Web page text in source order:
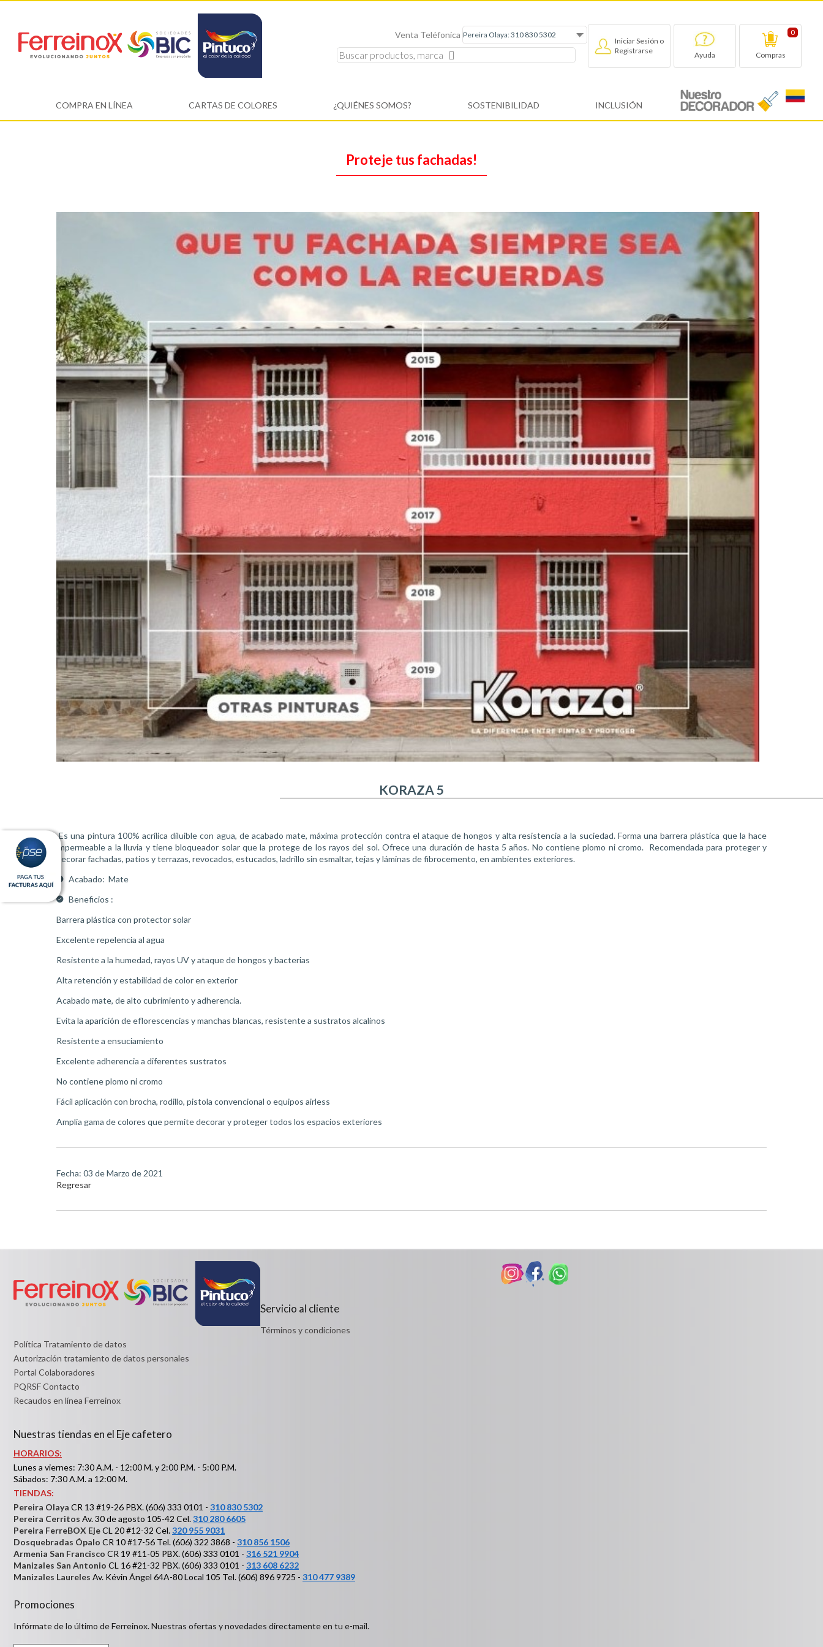
Venta Teléfonica
Iniciar Sesión o
Registrarse
Ayuda
0
Compras
COMPRA EN LÍNEA CARTAS DE COLORES ¿QUIÉNES SOMOS? SOSTENIBILIDAD INCLUSIÓN
Proteje tus fachadas!
KORAZA 5
Es una pintura 100% acrílica diluible con agua, de acabado mate, máxima protección contra el ataque de hongos y alta resistencia a la suciedad. Forma una barrera plástica que la hace
impermeable a la lluvia y tiene bloqueador solar que la protege de los rayos del sol. Ofrece una duración de hasta 5 años. No contiene plomo ni cromo. Recomendada para proteger y
decorar fachadas, patios y terrazas, revocados, estucados, ladrillo sin esmaltar, tejas y láminas de fibrocemento, en ambientes exteriores.
Acabado: Mate
Beneficios :
Barrera plástica con protector solar
Excelente repelencia al agua
Resistente a la humedad, rayos UV y ataque de hongos y bacterias
Alta retención y estabilidad de color en exterior
Acabado mate, de alto cubrimiento y adherencia.
Evita la aparición de eflorescencias y manchas blancas, resistente a sustratos alcalinos
Resistente a ensuciamiento
Excelente adherencia a diferentes sustratos
No contiene plomo ni cromo
Fácil aplicación con brocha, rodillo, pistola convencional o equipos airless
Amplia gama de colores que permite decorar y proteger todos los espacios exteriores
Fecha: 03 de Marzo de 2021
Regresar
Servicio al cliente
Términos y condiciones
Política Tratamiento de datos
Autorización tratamiento de datos personales
Portal Colaboradores
PQRSF Contacto
Recaudos en línea Ferreinox
Nuestras tiendas en el Eje cafetero
HORARIOS:
Lunes a viernes: 7:30 A.M. - 12:00 M. y 2:00 P.M. - 5:00 P.M.
Sábados: 7:30 A.M. a 12:00 M.
TIENDAS:
Pereira Olaya CR 13 #19-26 PBX. (606) 333 0101 - 310 830 5302
Pereira Cerritos Av. 30 de agosto 105-42 Cel.310 280 6605
Pereira FerreBOX EjeCL 20 #12-32 Cel.320 955 9031
Dosquebradas Ópalo CR 10 #17-56 Tel. (606) 322 3868 - 310 856 1506
Armenia San Francisco CR 19 #11-05 PBX. (606) 333 0101 - 316 521 9904
Manizales San Antonio CL 16 #21-32 PBX. (606) 333 0101 - 313 608 6232
Manizales Laureles Av. Kévin Ángel 64A-80 Local 105 Tel. (606) 896 9725 - 310 477 9389
Promociones
Infórmate de lo último de Ferreinox. Nuestras ofertas y novedades directamente en tu e-mail.